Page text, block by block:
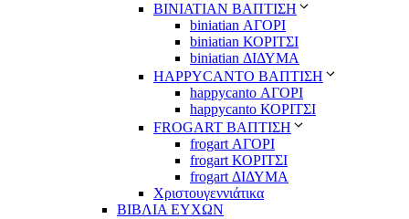
ΒΙΝΙΑΤΙΑΝ ΒΑΠΤΙΣΗ
biniatian ΑΓΟΡΙ
biniatian ΚΟΡΙΤΣΙ
biniatian ΔΙΔΥΜΑ
HAPPYCANTO ΒΑΠΤΙΣΗ
happycanto ΑΓΟΡΙ
happycanto ΚΟΡΙΤΣΙ
FROGART ΒΑΠΤΙΣΗ
frogart ΑΓΟΡΙ
frogart ΚΟΡΙΤΣΙ
frogart ΔΙΔΥΜΑ
Χριστουγεννιάτικα
ΒΙΒΛΙΑ ΕΥΧΩΝ